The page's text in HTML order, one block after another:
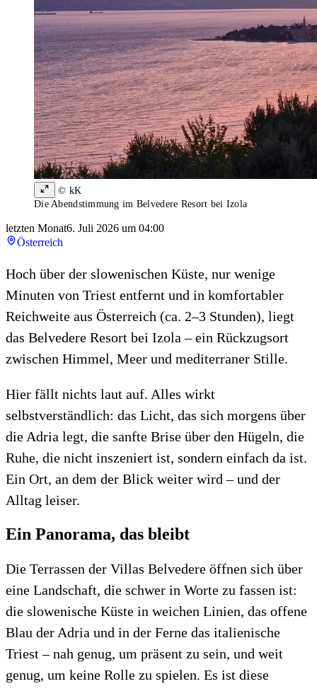
© kK
Die Abendstimmung im Belvedere Resort bei Izola
letzten Monat6. Juli 2026 um 04:00
Österreich
Hoch über der slowenischen Küste, nur wenige
Minuten von Triest entfernt und in komfortabler
Reichweite aus Österreich (ca. 2–3 Stunden), liegt
das Belvedere Resort bei Izola – ein Rückzugsort
zwischen Himmel, Meer und mediterraner Stille.
Hier fällt nichts laut auf. Alles wirkt
selbstverständlich: das Licht, das sich morgens über
die Adria legt, die sanfte Brise über den Hügeln, die
Ruhe, die nicht inszeniert ist, sondern einfach da ist.
Ein Ort, an dem der Blick weiter wird – und der
Alltag leiser.
Ein Panorama, das bleibt
Die Terrassen der Villas Belvedere öffnen sich über
eine Landschaft, die schwer in Worte zu fassen ist:
die slowenische Küste in weichen Linien, das offene
Blau der Adria und in der Ferne das italienische
Triest – nah genug, um präsent zu sein, und weit
genug, um keine Rolle zu spielen. Es ist diese